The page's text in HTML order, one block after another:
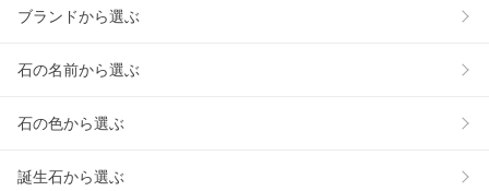
ブランドから選ぶ
石の名前から選ぶ
石の色から選ぶ
誕生石から選ぶ